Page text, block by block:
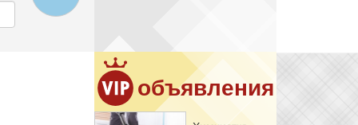
объявления